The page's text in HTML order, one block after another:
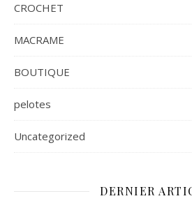
CROCHET
MACRAME
BOUTIQUE
pelotes
Uncategorized
DERNIER